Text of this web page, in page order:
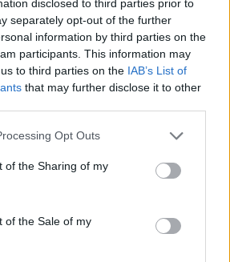
disclosed to third parties prior to
separately opt-out of the further
information by third parties on the
participants. This information may
to third parties on the IAB’s List of
that may further disclose it to other
Opt Outs
of the Sharing of my
of the Sale of my